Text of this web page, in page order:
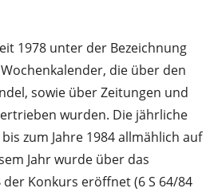
1978 unter der Bezeichnung
die über den
sowie über Zeitungen und
wurden. Die jährliche
zum Jahre 1984 allmählich auf
Jahr wurde über das
der Konkurs eröffnet (6 S 64/84